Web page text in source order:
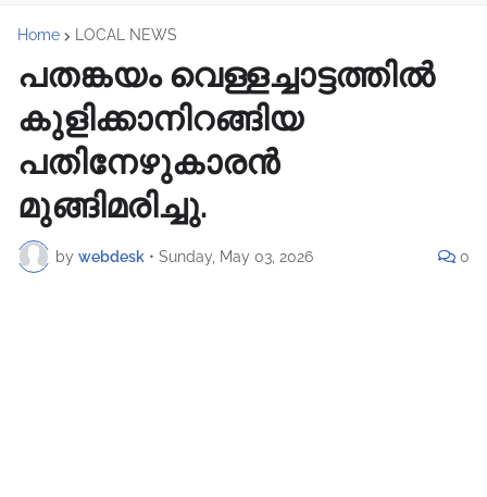
Home LOCAL NEWS
പതങ്കയം വെള്ളച്ചാട്ടത്തില്‍
കുളിക്കാനിറങ്ങിയ
പതിനേഴുകാരൻ
മുങ്ങിമരിച്ചു.
by webdesk • Sunday, May 03, 2026 0